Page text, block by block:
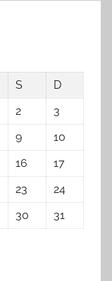
S
D
2
3
9
10
16
17
23
24
30 31